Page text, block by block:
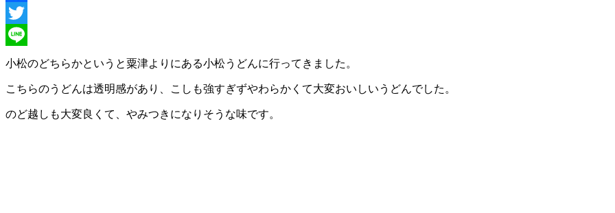
Facebook
Twitter
Line
小松のどちらかというと粟津よりにある小松うどんに行ってきました。
こちらのうどんは透明感があり、こしも強すぎずやわらかくて大変おいしいうどんでした。
のど越しも大変良くて、やみつきになりそうな味です。